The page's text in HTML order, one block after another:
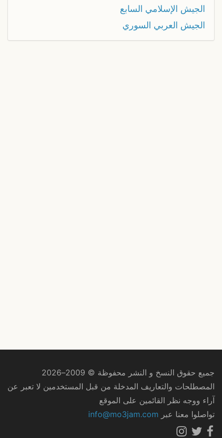
الجيش الإسلامي السابع
الجيش العربي السوري
جميع حقوق النسخ و النشر محفوظة © 2009–2026
المصطلحات والتعاريف المدخلة من قبل المستخدمين لا تعبر عن
آراء ووجه نظر القائمين على الموقع
تواصلوا معنا عبر info@mo3jam.com